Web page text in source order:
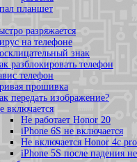
планшет
разряжается
на телефоне
знак
разблокировать телефон
телефон
прошивка
передать изображение?
включается
Не работает Honor 20
iPhone 6S не включается
Не включается Honor 4c pro
iPhone 5S после падения